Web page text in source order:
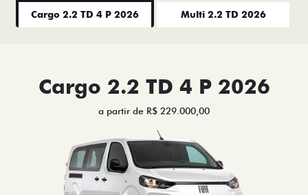
Cargo 2.2 TD 4 P 2026 Multi 2.2 TD 2026
Cargo 2.2 TD 4 P 2026
a partir de R$ 229.000,00